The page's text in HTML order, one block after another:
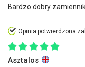
Bardzo dobry
Opinia potwierdzona
Asztalos